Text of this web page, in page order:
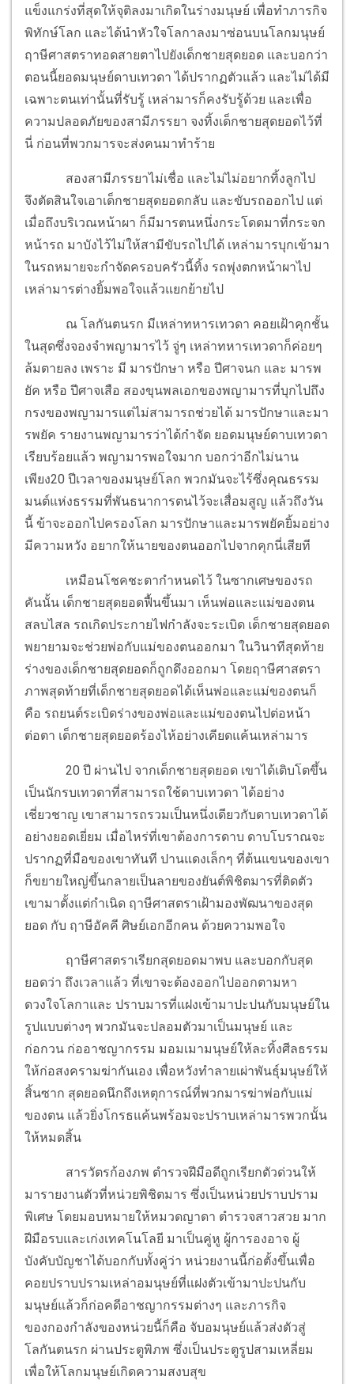
แข็งแกร่งที่สุดให้จุติลงมาเกิดในร่างมนุษย์ เพื่อทำภารกิจ
พิทักษ์โลก และได้นำหัวใจโลกาลงมาซ่อนบนโลกมนุษย์
ฤาษีศาสตราทอดสายตาไปยังเด็กชายสุดยอด และบอกว่า
ตอนนี้ยอดมนุษย์ดาบเทวดา ได้ปรากฏตัวแล้ว และไม่ได้มี
เฉพาะตนเท่านั้นที่รับรู้ เหล่ามารก็คงรับรู้ด้วย และเพื่อ
ความปลอดภัยของสามีภรรยา จงทิ้งเด็กชายสุดยอดไว้ที่
นี่ ก่อนที่พวกมารจะส่งคนมาทำร้าย
สองสามีภรรยาไม่เชื่อ และไม่ไม่อยากทิ้งลูกไป
จึงตัดสินใจเอาเด็กชายสุดยอดกลับ และขับรถออกไป แต่
เมื่อถึงบริเวณหน้าผา ก็มีมารตนหนึ่งกระโดดมาที่กระจก
หน้ารถ มาบังไว้ไม่ให้สามีขับรถไปได้ เหล่ามารบุกเข้ามา
ในรถหมายจะกำจัดครอบครัวนี้ทิ้ง รถพุ่งตกหน้าผาไป
เหล่ามารต่างยิ้มพอใจแล้วแยกย้ายไป
ณ โลกันตนรก มีเหล่าทหารเทวดา คอยเฝ้าคุกชั้น
ในสุดซึ่งจองจำพญามารไว้ จู่ๆ เหล่าทหารเทวดาก็ค่อยๆ
ล้มตายลง เพราะ มี มารปักษา หรือ ปีศาจนก และ มารพ
ยัค หรือ ปีศาจเสือ สองขุนพลเอกของพญามารที่บุกไปถึง
กรงของพญามารแต่ไม่สามารถช่วยได้ มารปักษาและมา
รพยัค รายงานพญามารว่าได้กำจัด ยอดมนุษย์ดาบเทวดา
เรียบร้อยแล้ว พญามารพอใจมาก บอกว่าอีกไม่นาน
เพียง20 ปีเวลาของมนุษย์โลก พวกมันจะไร้ซึ่งคุณธรรม
มนต์แห่งธรรมที่พันธนาการตนไว้จะเสื่อมสูญ แล้วถึงวัน
นี้ ข้าจะออกไปครองโลก มารปักษาและมารพยัคยิ้มอย่าง
มีความหวัง อยากให้นายของตนออกไปจากคุกนี่เสียที
เหมือนโชคชะตากำหนดไว้ ในซากเศษของรถ
คันนั้น เด็กชายสุดยอดฟื้นขึ้นมา เห็นพ่อและแม่ของตน
สลบไสล รถเกิดประกายไฟกำลังจะระเบิด เด็กชายสุดยอด
พยายามจะช่วยพ่อกับแม่ของตนออกมา ในวินาทีสุดท้าย
ร่างของเด็กชายสุดยอดก็ถูกดึงออกมา โดยฤาษีศาสตรา
ภาพสุดท้ายที่เด็กชายสุดยอดได้เห็นพ่อและแม่ของตนก็
คือ รถยนต์ระเบิดร่างของพ่อและแม่ของตนไปต่อหน้า
ต่อตา เด็กชายสุดยอดร้องไห้อย่างเคียดแค้นเหล่ามาร
20 ปี ผ่านไป จากเด็กชายสุดยอด เขาได้เติบโตขึ้น
เป็นนักรบเทวดาที่สามารถใช้ดาบเทวดา ได้อย่าง
เชี่ยวชาญ เขาสามารถรวมเป็นหนึ่งเดียวกับดาบเทวดาได้
อย่างยอดเยี่ยม เมื่อไหร่ที่เขาต้องการดาบ ดาบโบราณจะ
ปรากฏที่มือของเขาทันที ปานแดงเล็กๆ ที่ต้นแขนของเขา
ก็ขยายใหญ่ขึ้นกลายเป็นลายของยันต์พิชิตมารที่ติดตัว
เขามาตั้งแต่กำเนิด ฤาษีศาสตราเฝ้ามองพัฒนาของสุด
ยอด กับ ฤาษีอัคคี ศิษย์เอกอีกคน ด้วยความพอใจ
ฤาษีศาสตราเรียกสุดยอดมาพบ และบอกกับสุด
ยอดว่า ถึงเวลาแล้ว ที่เขาจะต้องออกไปออกตามหา
ดวงใจโลกาและ ปราบมารที่แฝงเข้ามาปะปนกับมนุษย์ใน
รูปแบบต่างๆ พวกมันจะปลอมตัวมาเป็นมนุษย์ และ
ก่อกวน ก่ออาชญากรรม มอมเมามนุษย์ให้ละทิ้งศีลธรรม
ให้ก่อสงครามฆ่ากันเอง เพื่อหวังทำลายเผ่าพันธุ์มนุษย์ให้
สิ้นซาก สุดยอดนึกถึงเหตุการณ์ที่พวกมารฆ่าพ่อกับแม่
ของตน แล้วยิ่งโกรธแค้นพร้อมจะปราบเหล่ามารพวกนั้น
ให้หมดสิ้น
สารวัตรก้องภพ ตำรวจฝีมือดีถูกเรียกตัวด่วนให้
มารายงานตัวที่หน่วยพิชิตมาร ซึ่งเป็นหน่วยปราบปราม
พิเศษ โดยมอบหมายให้หมวดญาดา ตำรวจสาวสวย มาก
ฝีมือรบและเก่งเทคโนโลยี มาเป็นคู่หู ผู้การองอาจ ผู้
บังคับบัญชาได้บอกกับทั้งคู่ว่า หน่วยงานนี้ก่อตั้งขึ้นเพื่อ
คอยปราบปรามเหล่าอมนุษย์ที่แฝงตัวเข้ามาปะปนกับ
มนุษย์แล้วก็ก่อคดีอาชญากรรมต่างๆ และภารกิจ
ของกองกำลังของหน่วยนี้ก็คือ จับอมนุษย์แล้วส่งตัวสู่
โลกันตนรก ผ่านประตูพิภพ ซึ่งเป็นประตูรูปสามเหลี่ยม
เพื่อให้โลกมนุษย์เกิดความสงบสุข